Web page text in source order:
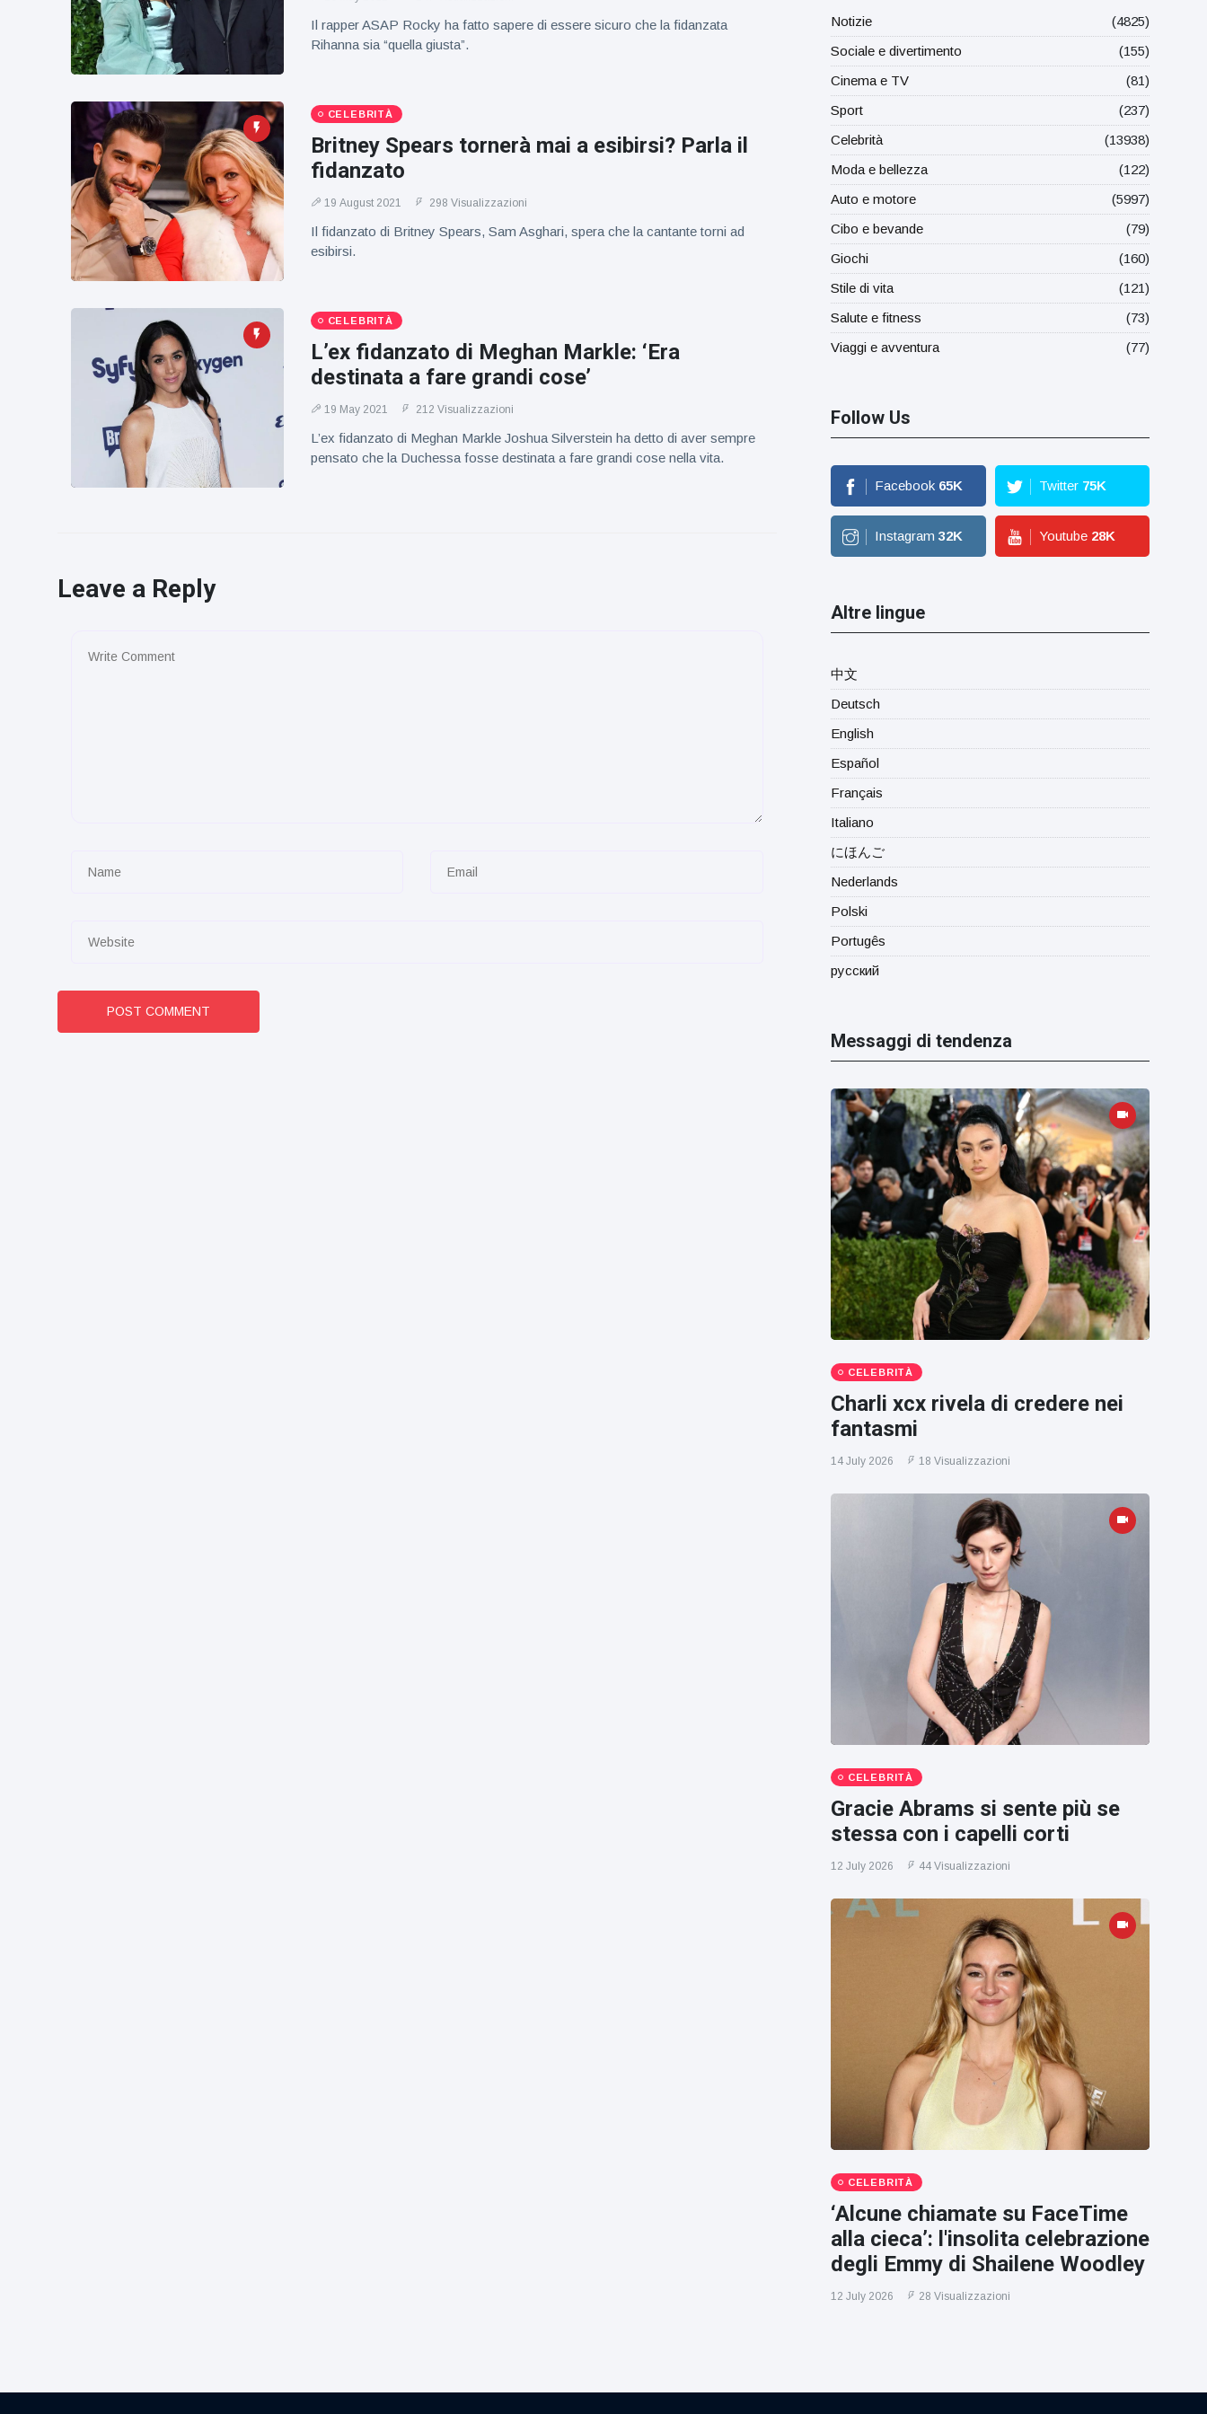
figlio dei
sogni’
Il rapper ASAP Rocky ha fatto sapere di essere sicuro che la fidanzata
Rihanna sia “quella giusta”.
CELEBRITÀ
Britney Spears tornerà mai a esibirsi? Parla il
fidanzato
19 August 2021 298 Visualizzazioni
Il fidanzato di Britney Spears, Sam Asghari, spera che la cantante torni ad
esibirsi.
CELEBRITÀ
L’ex fidanzato di Meghan Markle: ‘Era
destinata a fare grandi cose’
19 May 2021 212 Visualizzazioni
L’ex fidanzato di Meghan Markle Joshua Silverstein ha detto di aver sempre
pensato che la Duchessa fosse destinata a fare grandi cose nella vita.
Leave a Reply
POST COMMENT
Notizie
(4825)
Sociale e divertimento
(155)
Cinema e TV
(81)
Sport
(237)
Celebrità
(13938)
Moda e bellezza
(122)
Auto e motore
(5997)
Cibo e bevande
(79)
Giochi
(160)
Stile di vita
(121)
Salute e fitness
(73)
Viaggi e avventura
(77)
Follow Us
Facebook 65K Twitter 75K
Instagram 32K Youtube 28K
Altre lingue
中文
Deutsch
English
Español
Français
Italiano
にほんご
Nederlands
Polski
Portugês
русский
Messaggi di tendenza
CELEBRITÀ
Charli xcx rivela di credere nei
fantasmi
14 July 2026 18 Visualizzazioni
CELEBRITÀ
Gracie Abrams si sente più se
stessa con i capelli corti
12 July 2026 44 Visualizzazioni
CELEBRITÀ
‘Alcune chiamate su FaceTime
alla cieca’: l'insolita celebrazione
degli Emmy di Shailene Woodley
12 July 2026 28 Visualizzazioni